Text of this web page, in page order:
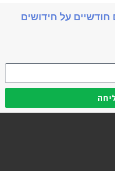
על חידושים